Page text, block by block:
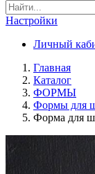
Настройки
Личный
Главная
Каталог
ФОРМЫ
Формы для
Форма для